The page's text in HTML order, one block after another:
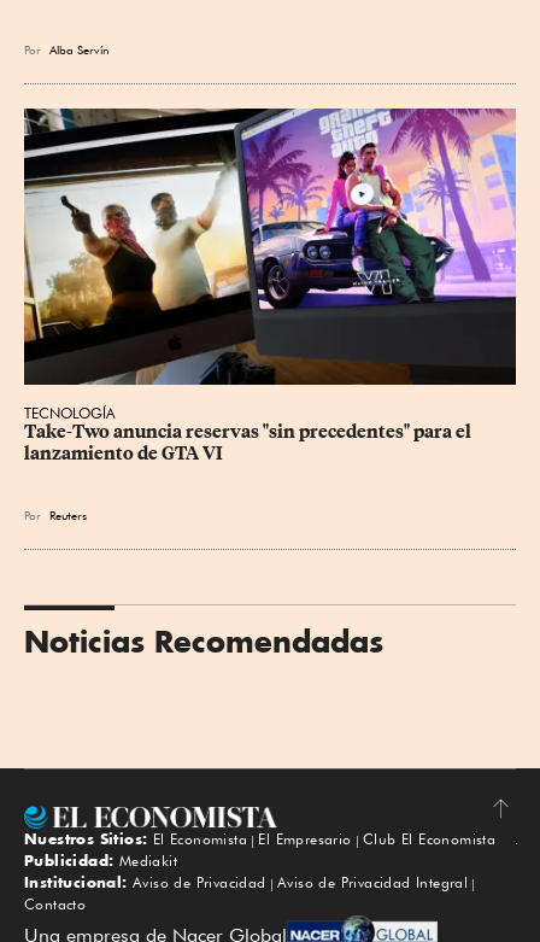
Por Alba Servín
TECNOLOGÍA
Take-Two anuncia reservas "sin precedentes" para el
lanzamiento de GTA VI
Por Reuters
Noticias Recomendadas
Subir
Nuestros Sitios: El Economista El Empresario
Club El Economista
Publicidad: Mediakit
Institucional: Aviso de Privacidad
Aviso de Privacidad Integral
Contacto
Una empresa de Nacer Global